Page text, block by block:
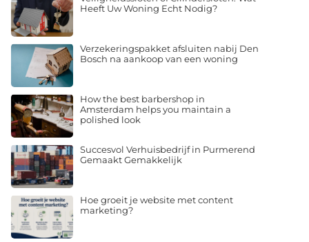
Heeft Uw Woning Echt Nodig?
Verzekeringspakket afsluiten nabij Den
Bosch na aankoop van een woning
How the best barbershop in
Amsterdam helps you maintain a
polished look
Succesvol Verhuisbedrijf in Purmerend
Gemaakt Gemakkelijk
Hoe groeit je website met content
marketing?